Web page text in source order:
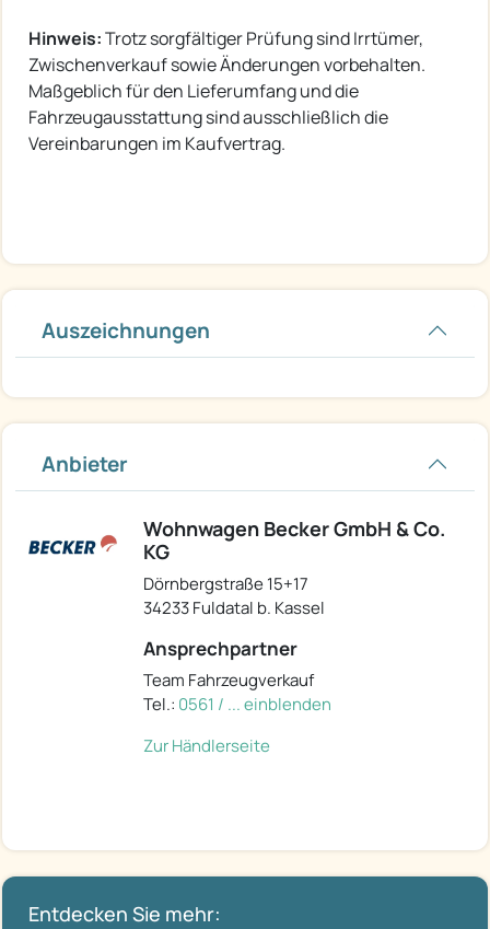
Hinweis:Trotz sorgfältiger Prüfung sind Irrtümer,
Zwischenverkauf sowie Änderungen vorbehalten.
Maßgeblich für den Lieferumfang und die
Fahrzeugausstattung sind ausschließlich die
Vereinbarungen im Kaufvertrag.
Auszeichnungen
Anbieter
Wohnwagen Becker GmbH & Co.
KG
Dörnbergstraße 15+17
34233 Fuldatal b. Kassel
Ansprechpartner
Team Fahrzeugverkauf
Tel.: 0561 / ... einblenden
Zur Händlerseite
Entdecken Sie mehr: